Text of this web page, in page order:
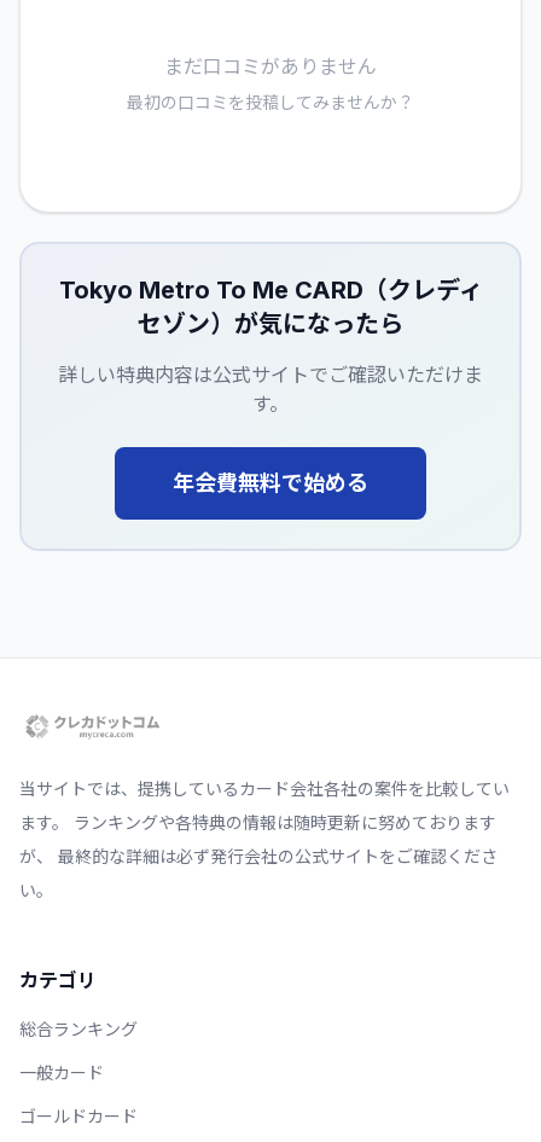
まだ口コミがありません
最初の口コミを投稿してみませんか？
Tokyo Metro To Me CARD（クレディ
セゾン） が気になったら
詳しい特典内容は公式サイトでご確認いただけま
す。
年会費無料で始める
当サイトでは、提携しているカード会社各社の案件を比較してい
ます。 ランキングや各特典の情報は随時更新に努めております
が、 最終的な詳細は必ず発行会社の公式サイトをご確認くださ
い。
カテゴリ
総合ランキング
一般カード
ゴールドカード